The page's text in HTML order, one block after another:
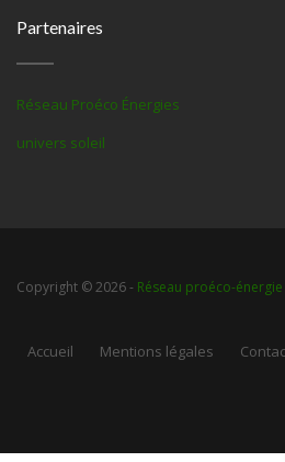
Partenaires
Réseau Proéco Énergies
univers soleil
Copyright © 2026 - Réseau proéco-énergie
Accueil Mentions légales